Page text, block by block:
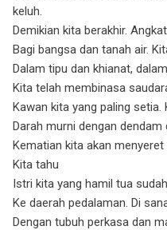
keluh.
Demikian kita berakhir.
Bagi bangsa dan tanah air.
Dalam tipu dan khianat,
Kita telah membinasa
Kawan kita yang paling setia.
Darah murni dengan
Kematian kita akan
Kita tahu
Istri kita yang hamil tua
Ke daerah pedalaman. Di
Dengan tubuh perkasa dan